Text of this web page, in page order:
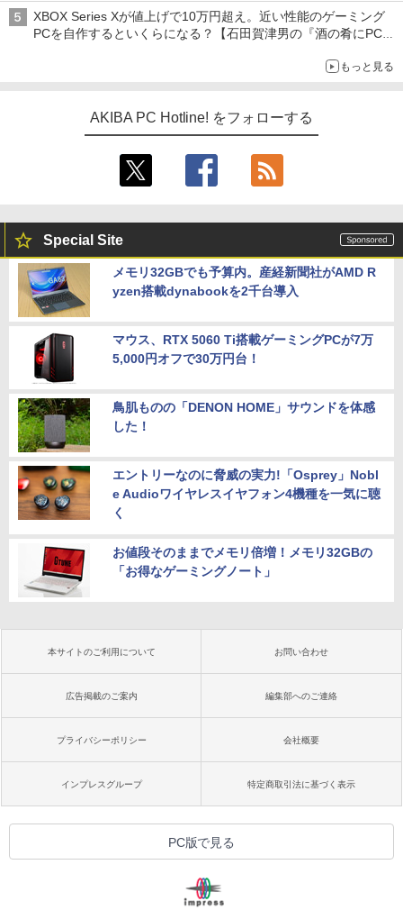
XBOX Series Xが値上げで10万円超え。近い性能のゲーミング
PCを自作するといくらになる？【石田賀津男の『酒の肴にPCゲ
もっと見る
AKIBA PC Hotline! をフォローする
Special Site
メモリ32GBでも予算内。産経新聞社がAMD R
yzen搭載dynabookを2千台導入
マウス、RTX 5060 Ti搭載ゲーミングPCが7万
5,000円オフで30万円台！
鳥肌ものの「DENON HOME」サウンドを体感
した！
エントリーなのに脅威の実力!「Osprey」Nobl
e Audioワイヤレスイヤフォン4機種を一気に聴
く
お値段そのままでメモリ倍増！メモリ32GBの
「お得なゲーミングノート」
本サイトのご利用について お問い合わせ
広告掲載のご案内 編集部へのご連絡
プライバシーポリシー 会社概要
インプレスグループ 特定商取引法に基づく表示
PC版で見る